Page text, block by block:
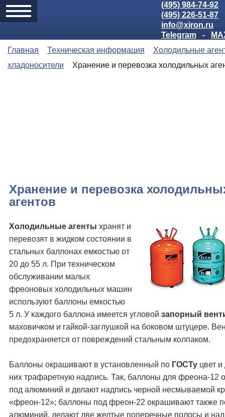
(495) 984-74-92
(495) 226-51-87
info@xiron.ru
Telegram
-
Главная
Техническая информация
Холодильные
хладоносители
Хранение и перевозка холодильных
Хранение и перевозка
агентов
Холодильные агенты хранят и
перевозят в жидком состоянии в
стальных баллонах емкостью от
20 до 55 л. При техническом
обслуживании малых
фреоновых холодильных машин
используют баллоны емкостью
5 л. У каждого баллона имеется угловой запорный
маховичком и гайкой-заглушкой на боковом штуцере.
предохраняется от повреждений стальным колпаком.
Баллоны окрашивают в установленный по ГОСТу цвет
них трафаретную надпись. Так, баллоны для фреона-12
под алюминий и делают надпись черной несмываемой
«фреон-12»; баллоны под фреон-22 окрашивают также
алюминий, делают две желтые поперечные полосы и